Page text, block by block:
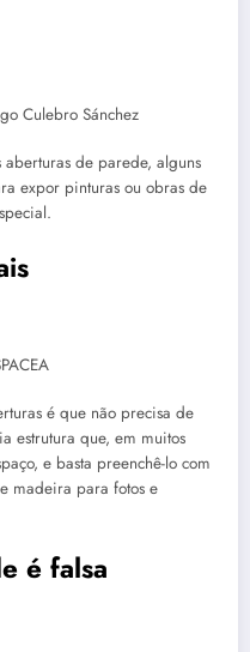
Culebro Sánchez
de parede, alguns
expor pinturas ou obras de
é que não precisa de
estrutura que, em muitos
e basta preenchê-lo com
madeira para fotos e
é falsa